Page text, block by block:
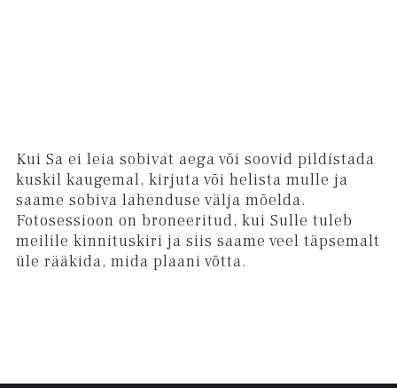
Kui Sa ei leia sobivat aega või soovid pildistada
kuskil kaugemal, kirjuta või helista mulle ja
saame sobiva lahenduse välja mõelda.
Fotosessioon on broneeritud, kui Sulle tuleb
meilile kinnituskiri ja siis saame veel täpsemalt
üle rääkida, mida plaani võtta.